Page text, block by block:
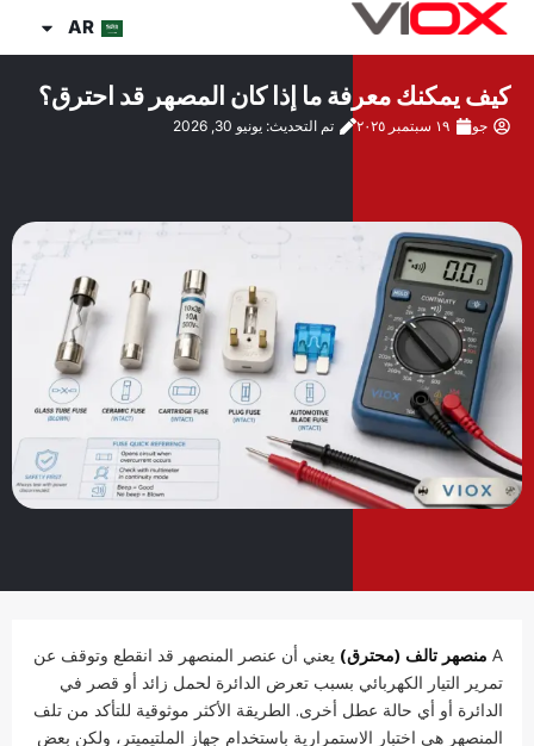
تخطي
AR
كيف يمكنك معرفة ما إذا كان المصهر قد احترق؟
جو ١٩ سبتمبر ٢٠٢٥ تم التحديث: يونيو 30, 2026
A منصهر تالف (محترق) يعني أن عنصر المنصهر قد انقطع وتوقف عن
تمرير التيار الكهربائي بسبب تعرض الدائرة لحمل زائد أو قصر في
الدائرة أو أي حالة عطل أخرى. الطريقة الأكثر موثوقية للتأكد من تلف
المنصهر هي اختبار الاستمرارية باستخدام جهاز الملتيميتر، ولكن بعض